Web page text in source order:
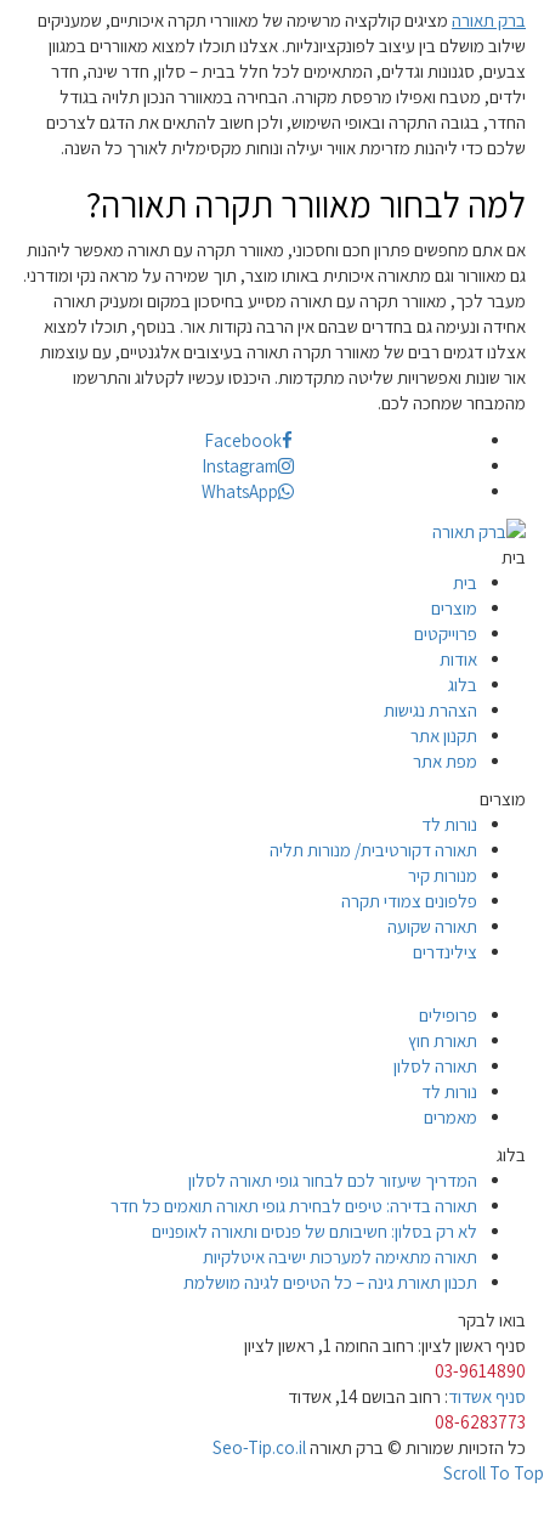
ברק תאורה מציגים קולקציה מרשימה של מאווררי תקרה איכותיים, שמעניקים
שילוב מושלם בין עיצוב לפונקציונליות. אצלנו תוכלו למצוא מאווררים במגוון
צבעים, סגנונות וגדלים, המתאימים לכל חלל בבית – סלון, חדר שינה, חדר
ילדים, מטבח ואפילו מרפסת מקורה. הבחירה במאוורר הנכון תלויה בגודל
החדר, בגובה התקרה ובאופי השימוש, ולכן חשוב להתאים את הדגם לצרכים
שלכם כדי ליהנות מזרימת אוויר יעילה ונוחות מקסימלית לאורך כל השנה.
למה לבחור מאוורר תקרה תאורה?
אם אתם מחפשים פתרון חכם וחסכוני, מאוורר תקרה עם תאורה מאפשר ליהנות
גם מאוורור וגם מתאורה איכותית באותו מוצר, תוך שמירה על מראה נקי ומודרני.
מעבר לכך, מאוורר תקרה עם תאורה מסייע בחיסכון במקום ומעניק תאורה
אחידה ונעימה גם בחדרים שבהם אין הרבה נקודות אור. בנוסף, תוכלו למצוא
אצלנו דגמים רבים של מאוורר תקרה תאורה בעיצובים אלגנטיים, עם עוצמות
אור שונות ואפשרויות שליטה מתקדמות. היכנסו עכשיו לקטלוג והתרשמו
מהמבחר שמחכה לכם.
Facebook
Instagram
WhatsApp
בית
בית
מוצרים
פרוייקטים
אודות
בלוג
הצהרת נגישות
תקנון אתר
מפת אתר
מוצרים
נורות לד
תאורה דקורטיבית/ מנורות תליה
מנורות קיר
פלפונים צמודי תקרה
תאורה שקועה
צילינדרים
פרופילים
תאורת חוץ
תאורה לסלון
נורות לד
מאמרים
בלוג
המדריך שיעזור לכם לבחור גופי תאורה לסלון
תאורה בדירה: טיפים לבחירת גופי תאורה תואמים כל חדר
לא רק בסלון: חשיבותם של פנסים ותאורה לאופניים
תאורה מתאימה למערכות ישיבה איטלקיות
תכנון תאורת גינה – כל הטיפים לגינה מושלמת
בואו לבקר
סניף ראשון לציון: רחוב החומה 1, ראשון לציון
03-9614890
סניף אשדוד: רחוב הבושם 14, אשדוד
08-6283773
כל הזכויות שמורות © ברק תאורהSeo-Tip.co.il
Scroll To Top